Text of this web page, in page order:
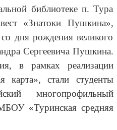
библиотеке п. Тура
«Знатоки Пушкина»,
дня рождения великого
Сергеевича Пушкина.
в рамках реализации
карта», стали студенты
многопрофильный
«Туринская средняя